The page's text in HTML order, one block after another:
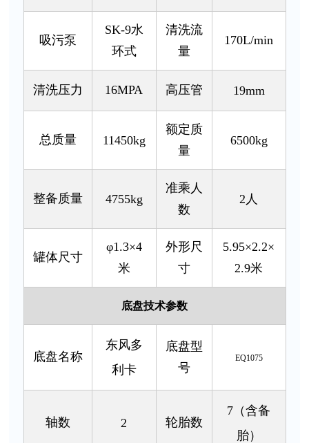
吸污泵
SK-9水
环式
清洗流
量
170L/min
清洗压力 16MPA 高压管 19mm
总质量 11450kg
额定质
量
6500kg
整备质量 4755kg
准乘人
数
2人
罐体尺寸
φ1.3×4
米
外形尺
寸
5.95×2.2×
2.9米
底盘技术参数
底盘名称
东风多
利卡
底盘型
号
EQ1075
轴数 2 轮胎数
7（含备
胎）